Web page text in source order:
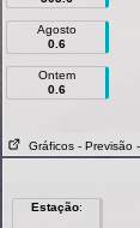
Agosto
0.6
Ontem
0.6
Gráficos - Previsão
Estação: